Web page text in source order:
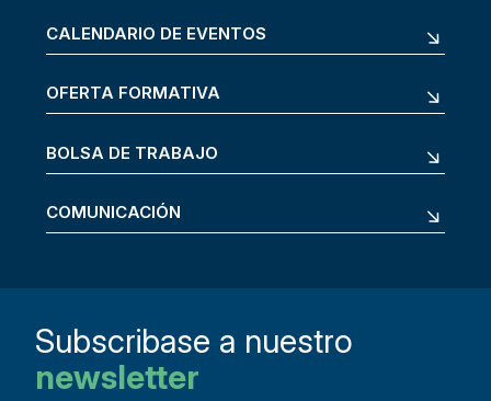
CALENDARIO DE EVENTOS
OFERTA FORMATIVA
BOLSA DE TRABAJO
COMUNICACIÓN
Subscribase a nuestro
newsletter